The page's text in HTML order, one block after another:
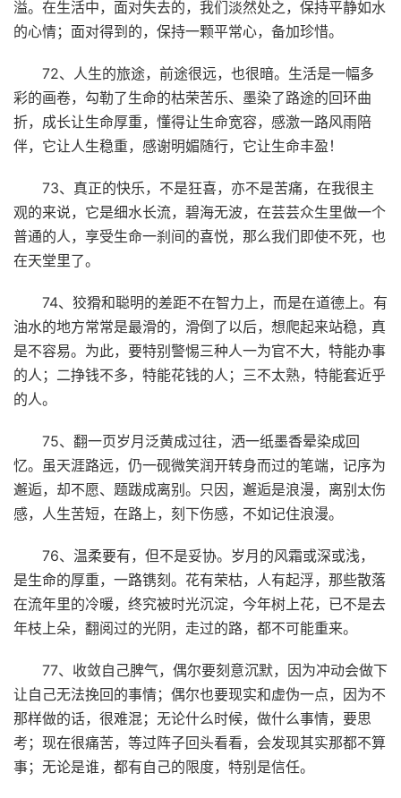
溢。在生活中，面对失去的，我们淡然处之，保持平静如水
的心情；面对得到的，保持一颗平常心，备加珍惜。
72、人生的旅途，前途很远，也很暗。生活是一幅多
彩的画卷，勾勒了生命的枯荣苦乐、墨染了路途的回环曲
折，成长让生命厚重，懂得让生命宽容，感激一路风雨陪
伴，它让人生稳重，感谢明媚随行，它让生命丰盈！
73、真正的快乐，不是狂喜，亦不是苦痛，在我很主
观的来说，它是细水长流，碧海无波，在芸芸众生里做一个
普通的人，享受生命一刹间的喜悦，那么我们即使不死，也
在天堂里了。
74、狡猾和聪明的差距不在智力上，而是在道德上。有
油水的地方常常是最滑的，滑倒了以后，想爬起来站稳，真
是不容易。为此，要特别警惕三种人一为官不大，特能办事
的人；二挣钱不多，特能花钱的人；三不太熟，特能套近乎
的人。
75、翻一页岁月泛黄成过往，洒一纸墨香晕染成回
忆。虽天涯路远，仍一砚微笑润开转身而过的笔端，记序为
邂逅，却不愿、题跋成离别。只因，邂逅是浪漫，离别太伤
感，人生苦短，在路上，刻下伤感，不如记住浪漫。
76、温柔要有，但不是妥协。岁月的风霜或深或浅，
是生命的厚重，一路镌刻。花有荣枯，人有起浮，那些散落
在流年里的冷暖，终究被时光沉淀，今年树上花，已不是去
年枝上朵，翻阅过的光阴，走过的路，都不可能重来。
77、收敛自己脾气，偶尔要刻意沉默，因为冲动会做下
让自己无法挽回的事情；偶尔也要现实和虚伪一点，因为不
那样做的话，很难混；无论什么时候，做什么事情，要思
考；现在很痛苦，等过阵子回头看看，会发现其实那都不算
事；无论是谁，都有自己的限度，特别是信任。